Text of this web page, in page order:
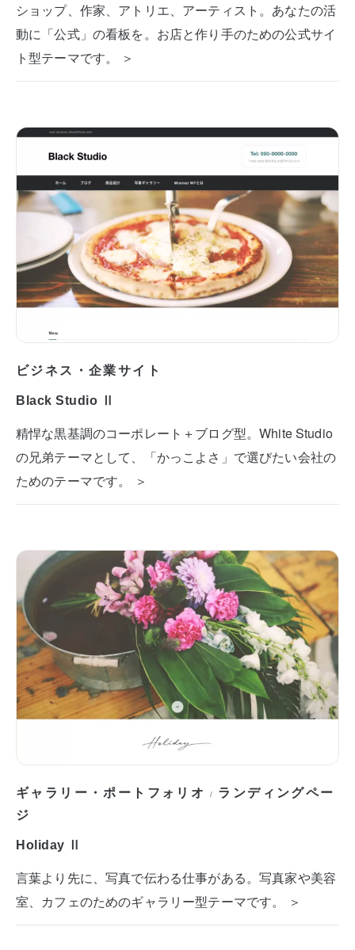
ショップ、作家、アトリエ、アーティスト。あなたの活
動に「公式」の看板を。お店と作り手のための公式サイ
ト型テーマです。 ＞
ビジネス・企業サイト
Black Studio Ⅱ
精悍な黒基調のコーポレート＋ブログ型。White Studio
の兄弟テーマとして、「かっこよさ」で選びたい会社の
ためのテーマです。 ＞
ギャラリー・ポートフォリオ / ランディングペー
ジ
Holiday Ⅱ
言葉より先に、写真で伝わる仕事がある。写真家や美容
室、カフェのためのギャラリー型テーマです。 ＞